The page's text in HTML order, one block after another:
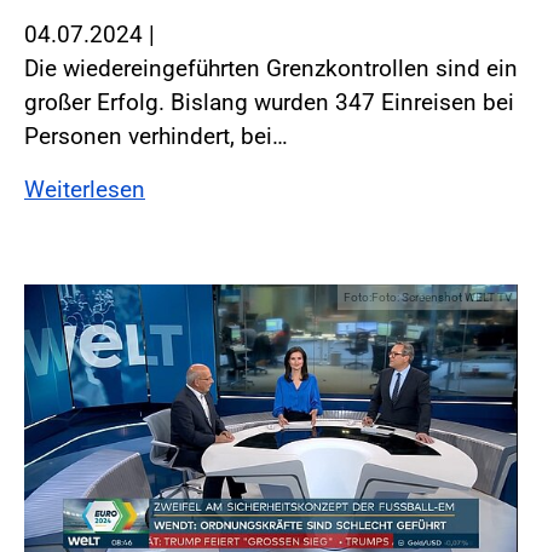
04.07.2024 |
Die wiedereingeführten Grenzkontrollen sind ein
großer Erfolg. Bislang wurden 347 Einreisen bei
Personen verhindert, bei…
Weiterlesen
Foto:Foto: Screenshot WELT TV